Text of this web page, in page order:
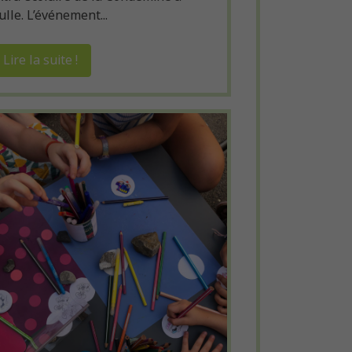
L’événement...
Lire la suite !